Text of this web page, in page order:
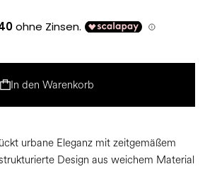
In den Warenkorb
urbane Eleganz mit zeitgemäßem
Design aus weichem Material